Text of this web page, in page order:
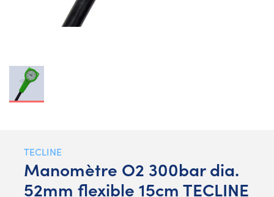
TECLINE
Manomètre O2 300bar dia.
52mm flexible 15cm TECLINE